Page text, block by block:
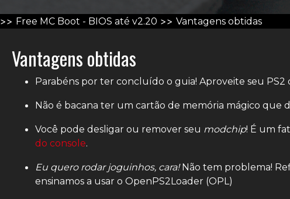
>> Free MC Boot - BIOS até v2.20 >> Vantagens obtidas
Vantagens obtidas
Parabéns por ter concluído o guia! Aproveite seu PS2
Não é bacana ter um cartão de memória mágico que
Você pode desligar ou remover seu modchip! É um
do console.
Eu quero rodar joguinhos, cara!Não tem problema!
ensinamos a usar o OpenPS2Loader (OPL)